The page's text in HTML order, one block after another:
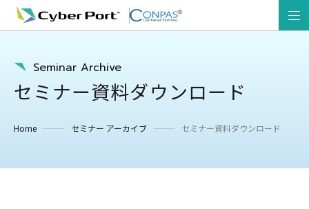
Seminar Archive
セミナー資料ダウンロード
Home セミナー アーカイブ セミナー資料ダウンロード